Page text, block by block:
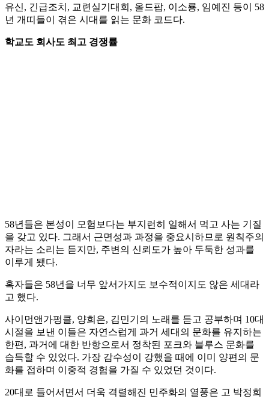
유신, 긴급조치, 교련실기대회, 올드팝, 이소룡, 임예진 등이 58
년 개띠들이 겪은 시대를 읽는 문화 코드다.
학교도 회사도 최고 경쟁률
58년들은 본성이 모험보다는 부지런히 일해서 먹고 사는 기질
을 갖고 있다. 그래서 근면성과 과정을 중요시하므로 원칙주의
자라는 소리는 듣지만, 주변의 신뢰도가 높아 두둑한 성과를
이루게 됐다.
혹자들은 58년을 너무 앞서가지도 보수적이지도 않은 세대라
고 했다.
사이먼앤가펑클, 양희은, 김민기의 노래를 듣고 공부하며 10대
시절을 보낸 이들은 자연스럽게 과거 세대의 문화를 유지하는
한편, 과거에 대한 반항으로서 정착된 포크와 블루스 문화를
습득할 수 있었다. 가장 감수성이 강했을 때에 이미 양편의 문
화를 접하며 이중적 경험을 가질 수 있었던 것이다.
20대로 들어서면서 더욱 격렬해진 민주화의 열풍은 고 박정희